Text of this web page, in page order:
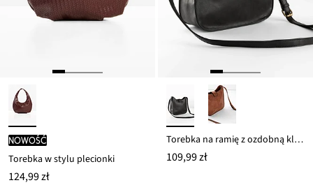
nowość
Torebka w stylu plecionki
124,99 zł
Torebka na ramię z ozdobną klapą
109,99 zł